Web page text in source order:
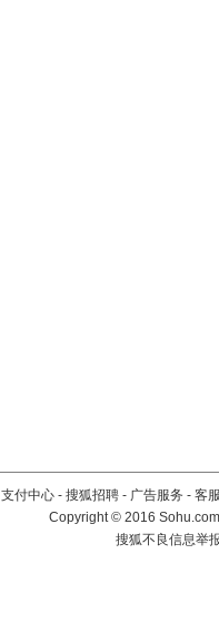
支付中心 - 搜狐招聘 - 广告服务 - 客
Copyright©2016
搜狐不良信息举